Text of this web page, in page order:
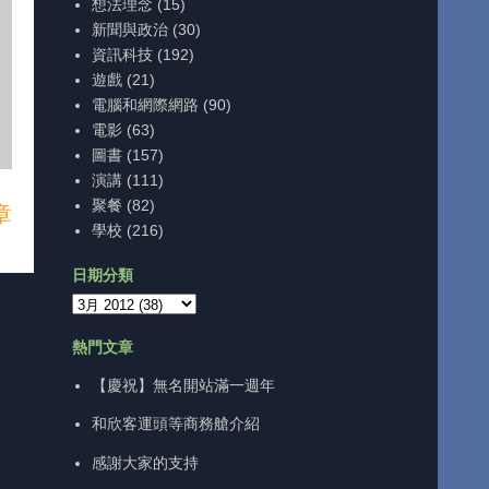
想法理念 (15)
新聞與政治 (30)
資訊科技 (192)
遊戲 (21)
電腦和網際網路 (90)
電影 (63)
圖書 (157)
演講 (111)
聚餐 (82)
學校 (216)
日期分類
熱門文章
【慶祝】無名開站滿一週年
和欣客運頭等商務艙介紹
感謝大家的支持